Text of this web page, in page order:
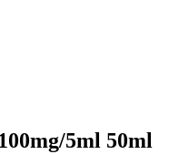
5ml 50ml